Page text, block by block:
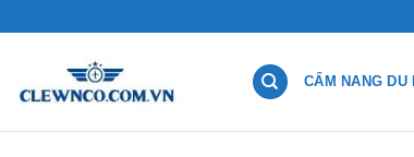
CẨM NANG DU